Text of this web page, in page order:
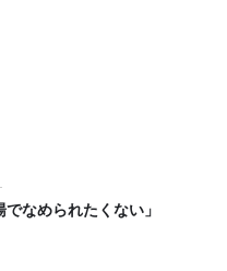
なめられたくない」